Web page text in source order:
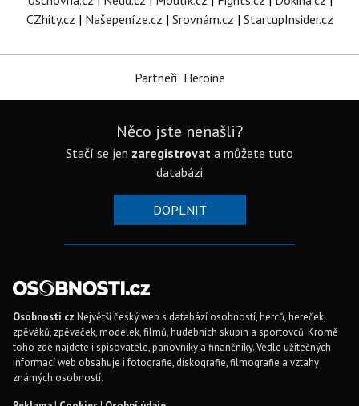
CZhity.cz | Našepeníze.cz | Srovnám.cz | StartupInsider.cz
Partneři: Heroine
Něco jste nenašli?
Stačí se jen zaregistrovat a můžete tuto
databázi
DOPLNIT
Osobnosti.cz Největší český web s databází osobností, herců, hereček,
zpěváků, zpěvaček, modelek, filmů, hudebních skupin a sportovců. Kromě
toho zde najdete i spisovatele, panovníky a finančníky. Vedle užitečných
informací web obsahuje i fotografie, diskografie, filmografie a vztahy
známých osobností.